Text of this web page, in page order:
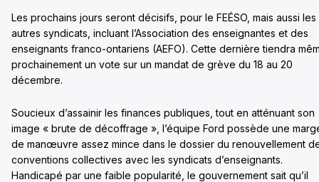
Les prochains jours seront décisifs, pour le FEÉSO, mais aussi les
autres syndicats, incluant l’Association des enseignantes et des
enseignants franco-ontariens (AEFO). Cette dernière tiendra
prochainement un vote sur un mandat de grève du 18 au 20
décembre.
Soucieux d’assainir les finances publiques, tout en atténuant son
image « brute de décoffrage », l’équipe Ford possède une
de manœuvre assez mince dans le dossier du renouvellement
conventions collectives avec les syndicats d’enseignants.
Handicapé par une faible popularité, le gouvernement sait qu’il